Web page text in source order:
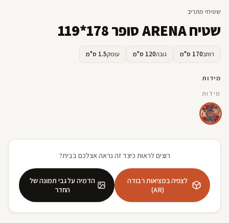
שטיחי מתריב
שטיח ARENA סופר 178*119
רוחב170 ס"מ גובה120 ס"מ עומק1.5 ס"מ
מידות
מידות
רוצים לראות כיצד זה נראה אצלכם בבית?
לצפיה במציאות רבודה
(AR)
הדמיה על גבי תמונה של
החדר